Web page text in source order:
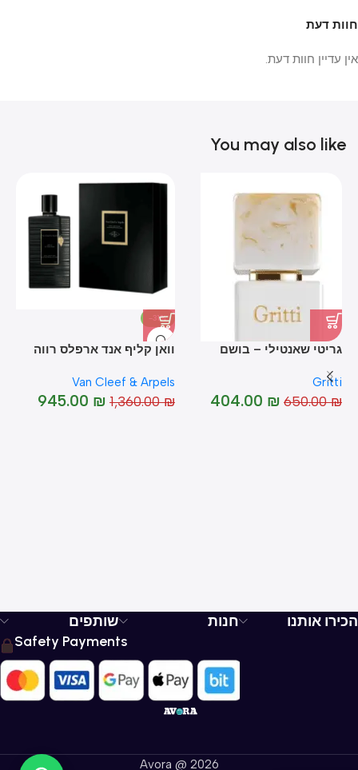
חוות דעת
אין עדיין חוות דעת.
You may also like
גריטי שאנטילי – בושם
Chantilly
Gritti
650.00₪
404.00 ₪
-31%
וואן קליף אנד ארפלס רווה
Arpels Reve – D'Encens
Van Cleef & Arpels
1,360.00₪
945.00 ₪
הכירו אותנו חנות
שותפים
Safety Payments
Avora @ 2026